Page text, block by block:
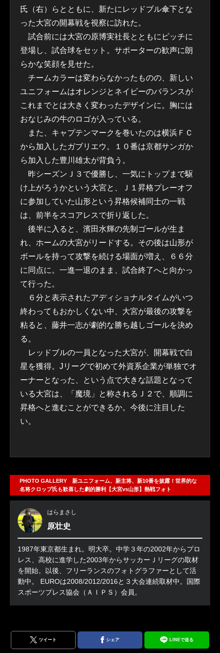
氏（右）らとともに、新たにレッドブル傘下とな
った大宮の開幕戦を視察に訪れた。
試合前には大宮の原博実社長とともにピッチに
登場し、試合球をセット。サポーターの歓声に朗
らかな笑顔を見せた。
チームカラーは変わらなかったものの、新しい
ユニフォームはオレンジとネイビーのバランスが
これまでとは大きく変わったデザインに。胸には
おなじみの牛のロゴが入っている。
また、キャプテンマークを巻いたのは横浜ＦＣ
から加入したガブリエウ。１０番は京都サンガか
ら加入した豊川雄太が背負う。
昨シーズンＪ３で優勝し、一気にトップまで駆
け上がろうかという大宮と、Ｊ１昇格プレーオフ
に参加していた山形という昇格候補同士の一戦
は、前半をスコアレスで折り返した。
後半に入ると、濱田水輝の先制ゴールが生ま
れ、ホームの大宮がリードする。その後は山形が
ボールを持って攻撃を続ける場面が増え、６６分
に同点に。一進一退のまま、試合終了へと向かっ
て行った。
６分と表示されたアディショナルタイムがいつ
終わってもおかしくない中、大宮が最後の攻撃を
粘ると、藤井一志が劇的な勝ち越しゴールを決め
る。
レッドブルの一員となった大宮が、開幕戦で白
星を獲得。Jリーグで初めて外資系企業が単独でオ
ーナーとなった、という点で大きな話題となって
いる大宮は、「魔境」と称されるＪ２で、順調に
昇格へと進むことができるか。今後に注目した
い。
PHOTO GALLERY 新ユニフォーム、新主将、新10番を披露！世界的な
名将クロップ氏も歓喜した劇的勝利【大宮vs山形】熱戦フォト
はらまさし
原壮史
1987年東京都生まれ。明大卒。中学３年の2002年からプロ
レス、高校に進学した2003年からサッカーＪリーグの取材
を開始。以後、フリーランスのフォトグラファーとして活
動中。 EUROは2008/2012/2016と３大会連続取材中。国際
スポーツプレス協会（ＡＩＰＳ）会員。
ツイート シェア LINEで送る